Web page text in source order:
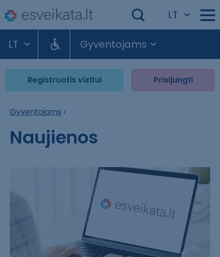
LT
LT Gyventojams
Registruotis vizitui Prisijungti
Gyventojams ›
Naujienos